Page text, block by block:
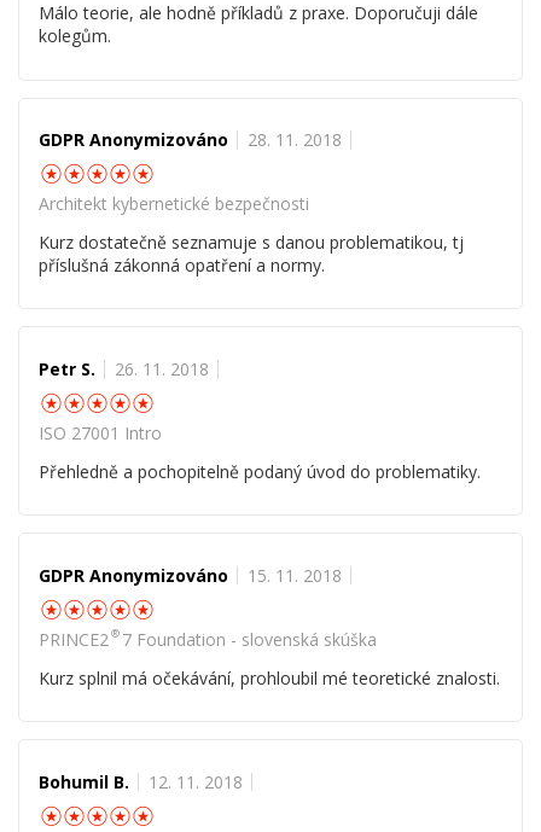
Málo teorie, ale hodně příkladů z praxe. Doporučuji dále
kolegům.
GDPR Anonymizováno 28. 11. 2018
☆☆☆☆
Architekt kybernetické bezpečnosti
Kurz dostatečně seznamuje s danou problematikou, tj
příslušná zákonná opatření a normy.
Petr S. 26. 11. 2018
☆☆☆☆
ISO 27001 Intro
Přehledně a pochopitelně podaný úvod do problematiky.
GDPR Anonymizováno 15. 11. 2018
☆☆☆☆
PRINCE2 ®7 Foundation - slovenská skúška
Kurz splnil má očekávání, prohloubil mé teoretické znalosti.
Bohumil B. 12. 11. 2018
☆☆☆☆